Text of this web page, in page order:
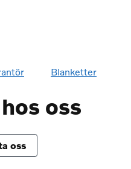
Blanketter
oss
oss